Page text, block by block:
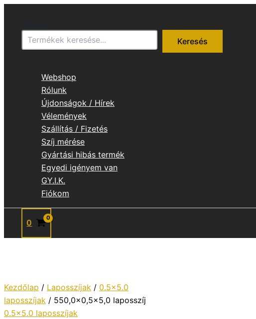
content
Keresés
Webshop
Rólunk
Újdonságok / Hírek
Vélemények
Szállítás / Fizetés
Szíj mérése
Gyártási hibás termék
Egyedi igényem van
GY.I.K.
Fiókom
0
Kezdőlap / Laposszíjak / 0.5x5.0
laposszíjak / 550,0×0,5×5,0 laposszíj
0.5x5.0 laposszíjak